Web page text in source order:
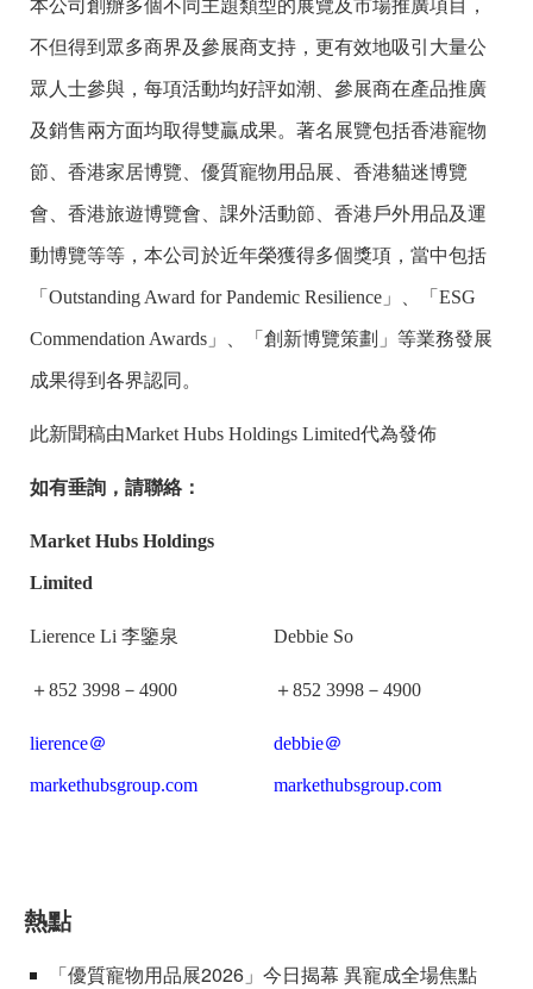
本公司創辦多個不同主題類型的展覽及市場推廣項目，
不但得到眾多商界及參展商支持，更有效地吸引大量公
眾人士參與，每項活動均好評如潮、參展商在產品推廣
及銷售兩方面均取得雙贏成果。著名展覽包括香港寵物
節、香港家居博覽、優質寵物用品展、香港貓迷博覽
會、香港旅遊博覽會、課外活動節、香港戶外用品及運
動博覽等等，本公司於近年榮獲得多個獎項，當中包括
「Outstanding Award for Pandemic Resilience」、「ESG
Commendation Awards」、「創新博覽策劃」等業務發展
成果得到各界認同。
此新聞稿由Market Hubs Holdings Limited代為發佈
如有垂詢，請聯絡：
Market Hubs Holdings
Limited
Lierence Li 李鑒泉 Debbie So
＋852 3998－4900 ＋852 3998－4900
lierence＠
markethubsgroup.com
debbie＠
markethubsgroup.com
熱點
「優質寵物用品展2026」今日揭幕 異寵成全場焦點